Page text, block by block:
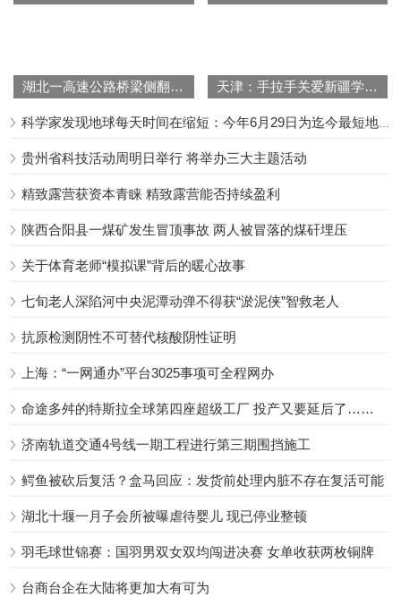
湖北一高速公路桥梁侧翻致4死8伤 天津：手拉手关爱新疆学子十五周年总结大会举行
科学家发现地球每天时间在缩短：今年6月29日为迄今最短地球日
贵州省科技活动周明日举行 将举办三大主题活动
精致露营获资本青睐 精致露营能否持续盈利
陕西合阳县一煤矿发生冒顶事故 两人被冒落的煤矸埋压
关于体育老师“模拟课”背后的暖心故事
七旬老人深陷河中央泥潭动弹不得获“淤泥侠”智救老人
抗原检测阴性不可替代核酸阴性证明
上海：“一网通办”平台3025事项可全程网办
命途多舛的特斯拉全球第四座超级工厂 投产又要延后了……
济南轨道交通4号线一期工程进行第三期围挡施工
鳄鱼被砍后复活？盒马回应：发货前处理内脏不存在复活可能
湖北十堰一月子会所被曝虐待婴儿 现已停业整顿
羽毛球世锦赛：国羽男双女双均闯进决赛 女单收获两枚铜牌
台商台企在大陆将更加大有可为